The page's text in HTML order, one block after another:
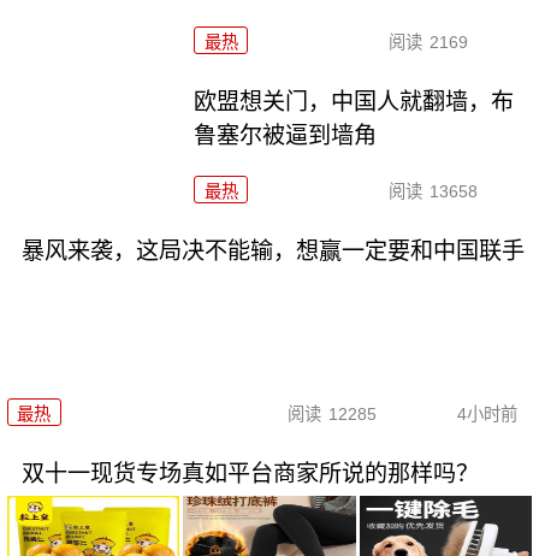
最热 阅读 2169
欧盟想关门，中国人就翻墙，布
鲁塞尔被逼到墙角
最热 阅读 13658
暴风来袭，这局决不能输，想赢一定要和中国联手
最热 阅读 12285 4小时前
双十一现货专场真如平台商家所说的那样吗？